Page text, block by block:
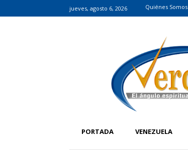
jueves, agosto 6, 2026 Quiénes Somos
PORTADA VENEZUELA